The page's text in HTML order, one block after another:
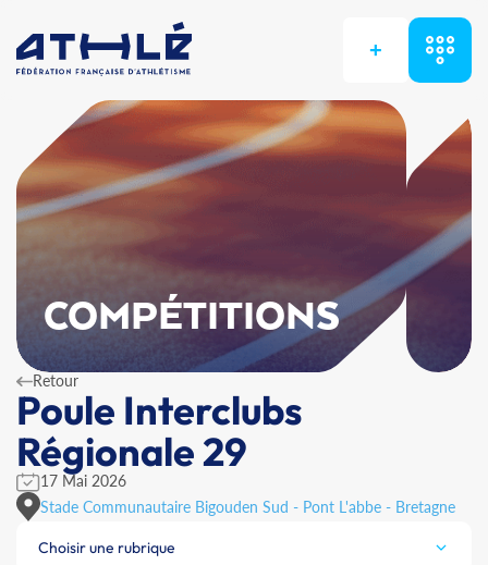
+
COMPÉTITIONS
Retour
Poule Interclubs
Régionale 29
17 Mai 2026
Stade Communautaire Bigouden Sud - Pont L'abbe - Bretagne
Choisir une rubrique